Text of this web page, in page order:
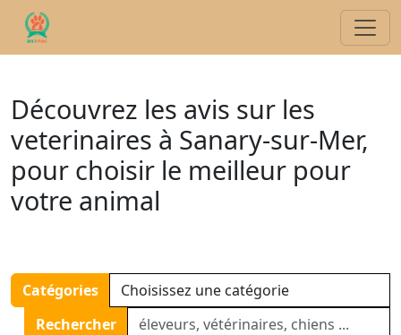
Découvrez les avis sur les
veterinaires à Sanary-sur-Mer,
pour choisir le meilleur pour
votre animal
Catégories
Rechercher